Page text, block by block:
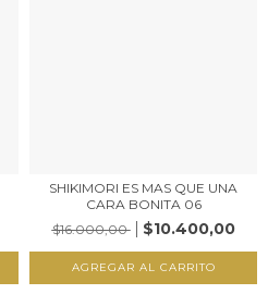
SHIKIMORI ES MAS QUE UNA
CARA BONITA 06
$16.000,00
$10.400,00